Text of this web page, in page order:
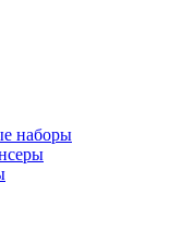
наборы